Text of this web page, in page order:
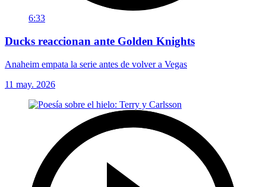
6:33
Ducks reaccionan ante Golden Knights
Anaheim empata la serie antes de volver a Vegas
11 may. 2026